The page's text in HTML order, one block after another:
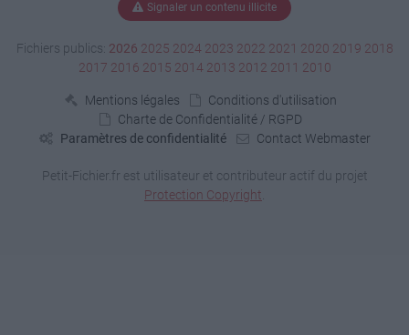
Signaler un contenu illicite
Fichiers publics: 2026 2025 2024 2023 2022 2021 2020 2019 2018
2017 2016 2015 2014 2013 2012 2011 2010
Mentions légales
Conditions d'utilisation
Charte de Confidentialité / RGPD
Paramètres de confidentialité
Contact Webmaster
Petit-Fichier.fr est utilisateur et contributeur actif du projet
Protection Copyright